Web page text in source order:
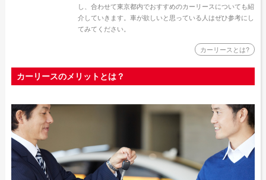
し、合わせて東京都内でおすすめのカーリースについても紹
介していきます。車が欲しいと思っている人はぜひ参考にし
てみてください。
カーリースとは?
カーリースのメリットとは？